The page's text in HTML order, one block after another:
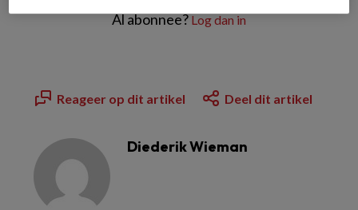
Al abonnee?Log dan in
Reageer op dit artikel Deel dit artikel
Diederik Wieman